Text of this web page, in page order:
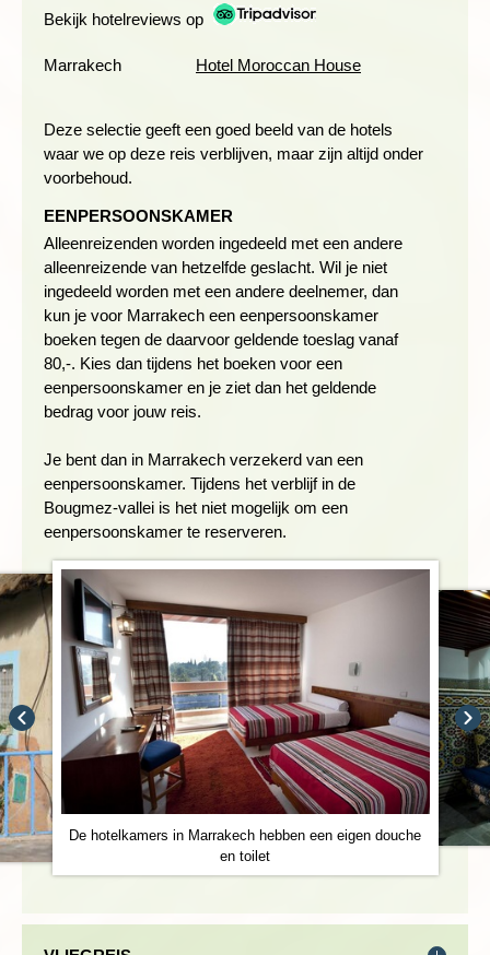
Oulmzi
We verlaten ons dorp en worden door een taxi aan het einde
van de Bougmez-vallei afgezet. Hier start de wandeling
omhoog, naar Lake Izourar. In de zomermaanden trekken de
nomaden uit Zuid-Marokko en de Sahro naar dit gebied om
meter hoogte. Na een wandeling van zo’n vijf uur dalen we af
naar Zawyat Oulmzi. Vanaf daar nemen we de taxi terug naar
Ikfn N'ighir.
Wandelduur: 4 uur
Hoogteverschil: ca. 690 meter stijgen en dalen
Dag 6 Ikfn N’Ighir - wandeling via Imelghas - Timite -
Aguerd N'ouzrou
Bekijk hotelreviews op
Marrakech Hotel Moroccan House
Deze selectie geeft een goed beeld van de hotels
waar we op deze reis verblijven, maar zijn altijd onder
voorbehoud.
EENPERSOONSKAMER
Alleenreizenden worden ingedeeld met een andere
alleenreizende van hetzelfde geslacht. Wil je niet
ingedeeld worden met een andere deelnemer, dan
kun je voor Marrakech een eenpersoonskamer
boeken tegen de daarvoor geldende toeslag vanaf
80,-. Kies dan tijdens het boeken voor een
eenpersoonskamer en je ziet dan het geldende
bedrag voor jouw reis.
Je bent dan in Marrakech verzekerd van een
eenpersoonskamer. Tijdens het verblijf in de
Bougmez-vallei is het niet mogelijk om een
eenpersoonskamer te reserveren.
De hotelkamers in Marrakech hebben een eigen douche
en toilet